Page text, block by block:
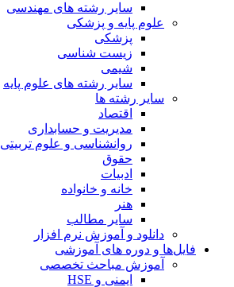
سایر رشته های مهندسی
علوم پایه و پزشکی
پزشکی
زیست شناسی
شیمی
سایر رشته های علوم پایه
سایر رشته ها
اقتصاد
مدیریت و حسابداری
روانشناسی و علوم تربیتی
حقوق
ادبیات
خانه و خانواده
هنر
سایر مطالب
دانلود و آموزش نرم افزار
فایل‌ها و دوره های آموزشی
آموزش مباحث تخصصی
ایمنی و HSE